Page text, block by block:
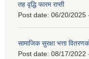
तह वृद्धि फारम राप्ती
Post date: 06/20/2025
सामाजिक सुरक्षा भत्ता
Post date: 08/17/2022